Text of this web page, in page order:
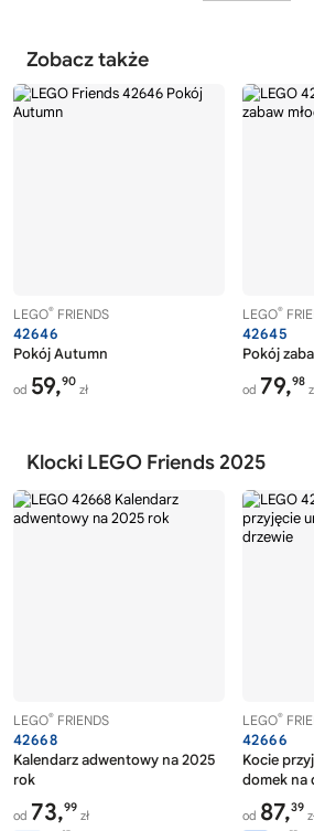
Zobacz także
LEGO® FRIENDS
42646
Pokój Autumn
od 59,90
zł
LEGO®
42645
Pokój
od 79,98
Klocki LEGO Friends 2025
LEGO® FRIENDS
42668
Kalendarz adwentowy na 2025
rok
od 73,99
zł
LEGO®
42666
Kocie
domek na
od 87,39